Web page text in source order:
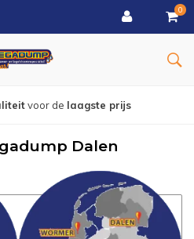
0
vanaf €150
Dalen